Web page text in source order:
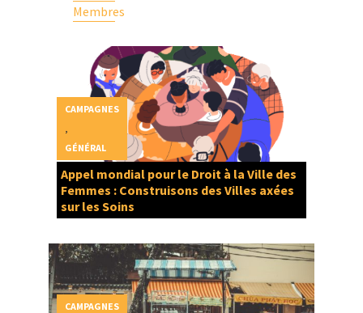
Membres
Appel mondial pour le Droit à la Ville des
Femmes : Construisons des Villes axées
sur les Soins
CAMPAGNES
GÉNÉRAL
CAMPAGNES